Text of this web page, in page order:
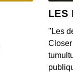
LES
"Les